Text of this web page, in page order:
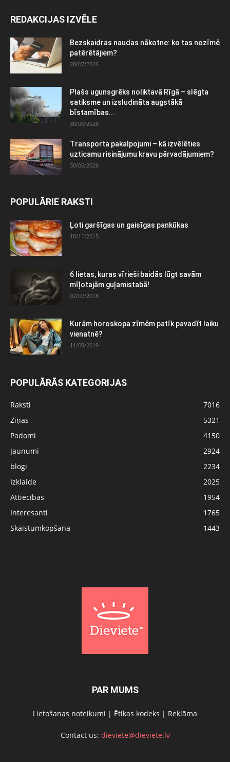
REDAKCIJAS IZVĒLE
Bezskaidras naudas nākotne: ko tas nozīmē
patērētājiem?
28/07/2026
Plašs ugunsgrēks noliktavā Rīgā – slēgta
satiksme un izsludināta augstākā
bīstamības...
30/06/2026
Transporta pakalpojumi – kā izvēlēties
uzticamu risinājumu kravu pārvadājumiem?
30/06/2026
POPULĀRIE RAKSTI
Ļoti garšīgas un gaisīgas pankūkas
18/11/2015
6 lietas, kuras vīrieši baidās lūgt savām
mīļotajām guļamistabā!
02/07/2018
Kurām horoskopa zīmēm patīk pavadīt laiku
vienatnē?
11/09/2019
POPULĀRĀS KATEGORIJAS
Raksti
7016
Ziņas
5321
Padomi
4150
Jaunumi
2924
blogi
2234
Izklaide
2025
Attiecības
1954
Interesanti
1765
Skaistumkopšana
1443
PAR MUMS
Lietošanas noteikumi | Ētikas kodeks | Reklāma
Contact us: dieviete@dieviete.lv